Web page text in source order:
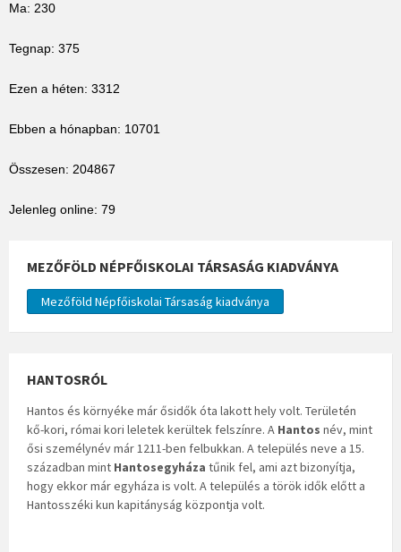
Ma: 230
Tegnap: 375
Ezen a héten: 3312
Ebben a hónapban: 10701
Összesen: 204867
Jelenleg online: 79
MEZŐFÖLD NÉPFŐISKOLAI TÁRSASÁG KIADVÁNYA
Mezőföld Népfőiskolai Társaság kiadványa
HANTOSRÓL
Hantos és környéke már ősidők óta lakott hely volt. Területén
kő-kori, római kori leletek kerültek felszínre. A Hantos név, mint
ősi személynév már 1211-ben felbukkan. A település neve a 15.
században mint Hantosegyháza tűnik fel, ami azt bizonyítja,
hogy ekkor már egyháza is volt. A település a török idők előtt a
Hantosszéki kun kapitányság központja volt.